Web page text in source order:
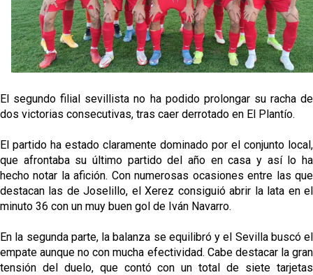
de Salónica
Juanlu se marcha traspasado al Bournemouth
El segundo filial sevillista no ha podido prolongar su racha de
dos victorias consecutivas, tras caer derrotado en El Plantío.
El partido ha estado claramente dominado por el conjunto local,
que afrontaba su último partido del año en casa y así lo ha
hecho notar la afición. Con numerosas ocasiones entre las que
destacan las de Joselillo, el Xerez consiguió abrir la lata en el
minuto 36 con un muy buen gol de Iván Navarro.
En la segunda parte, la balanza se equilibró y el Sevilla buscó el
empate aunque no con mucha efectividad. Cabe destacar la gran
tensión del duelo, que contó con un total de siete tarjetas